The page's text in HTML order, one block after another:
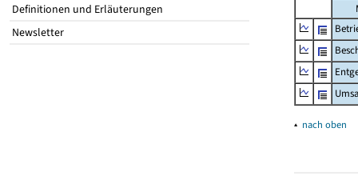
Definitionen und Erläuterungen
Newsletter
▴ nach oben